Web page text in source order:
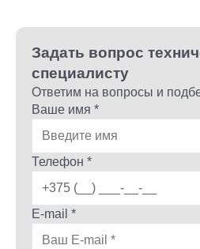
Задать вопрос
специалисту
Ответим на вопросы и
Ваше имя *
Телефон *
E-mail *